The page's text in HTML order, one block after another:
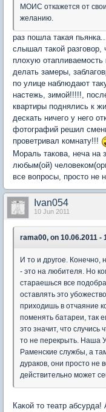
МОИС откажется от
желанию.
раз пошла такая
слышал такой
плохую отапливаемость
делать замеры,
по улице наблюдают
настежь, зимой!!!!!,
квартиры поднялись к
дескать ничего у него
фотографий решил
проветривал комнату!!!
Мораль такова, неча на
любым(ой)
все вопросы, просто не
Ivan054
10 Jun 2011
rama00, on 10.06.2011 -
И то и другое. Конечно,
- это на любителя. Но
стараешься все
оставлять это
приходишь в отчаяние
поменять батареи, так
это значит, что случись
то не перекрыть. Наша
Раменские службы, а
дураков, они просто не
действительно может
Какой то театр абсурда!